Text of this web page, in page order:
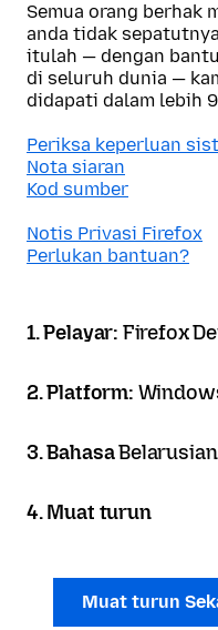
Semua orang berhak
anda tidak
itulah — dengan
di seluruh dunia —
didapati dalam lebih
Periksa keperluan
Nota siaran
Kod sumber
Notis Privasi Firefox
Perlukan bantuan?
1. Pelayar: Firefox
2. Platform:
3. BahasaBelarusian
4. Muat turun
Muat turun